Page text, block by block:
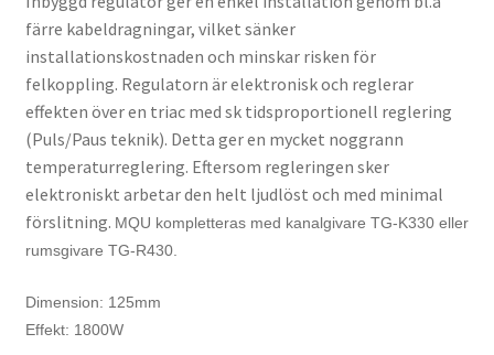
färre kabeldragningar, vilket sänker
installationskostnaden och minskar risken för
felkoppling. Regulatorn är elektronisk och reglerar
effekten över en triac med sk tidsproportionell reglering
(Puls/Paus teknik). Detta ger en mycket noggrann
temperaturreglering. Eftersom regleringen sker
elektroniskt arbetar den helt ljudlöst och med minimal
förslitning. MQU kompletteras med kanalgivare TG-K330 eller
rumsgivare TG-R430.
Dimension: 125mm
Effekt: 1800W